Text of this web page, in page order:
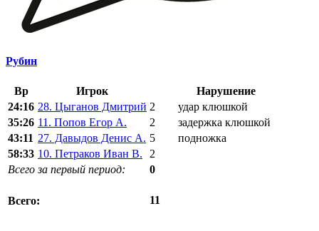
Рубин
Вр Игрок
Нарушение
24:16 28. Цыганов Дмитрий 2
удар клюшкой
35:26 11. Попов Егор А. 2
задержка клюшкой
43:11 27. Давыдов Денис А. 5
подножка
58:33 10. Петраков Иван В.
2
Всего за первый период:
0
Всего: 11